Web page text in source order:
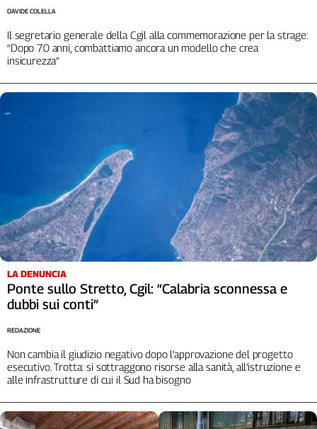
Il segretario generale della Cgil alla commemorazione per la strage:
“Dopo 70 anni, combattiamo ancora un modello che crea
insicurezza”
DAVIDE COLELLA
LA DENUNCIA
Ponte sullo Stretto, Cgil: “Calabria sconnessa e
dubbi sui conti”
Non cambia il giudizio negativo dopo l’approvazione del progetto
esecutivo. Trotta: si sottraggono risorse alla sanità, all'istruzione e
alle infrastrutture di cui il Sud ha bisogno
REDAZIONE